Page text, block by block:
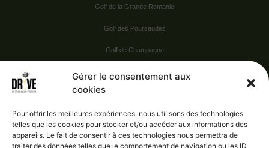
Gérer le consentement aux
cookies
Pour offrir les meilleures expériences, nous utilisons des technologies
telles que les cookies pour stocker et/ou accéder aux informations des
appareils. Le fait de consentir à ces technologies nous permettra de
traiter des données telles que le comportement de navigation ou les ID
Golf de la Grande Romanie
Golf des Poursaudes
Golf de Champagne
Vie pratique